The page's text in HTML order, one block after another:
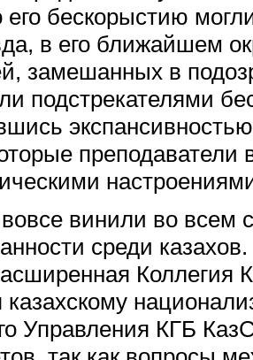
бескорыстию
в его ближайшем
замешанных в
подстрекателями
преподаватели
винили во всем
среди
Коллегия
Управления КГБ